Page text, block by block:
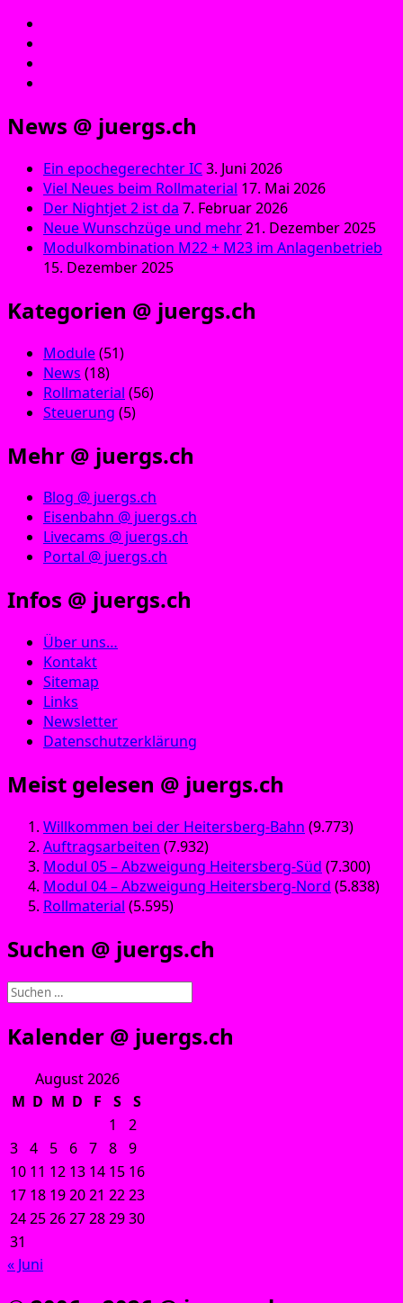
News @ juergs.ch
Ein epochegerechter IC3. Juni 2026
Viel Neues beim Rollmaterial 17. Mai 2026
Der Nightjet 2 ist da 7. Februar 2026
Neue Wunschzüge und mehr21. Dezember 2025
Modulkombination M22 + M23 im Anlagenbetrieb
15. Dezember 2025
Kategorien @ juergs.ch
Module(51)
News (18)
Rollmaterial (56)
Steuerung (5)
Mehr @ juergs.ch
Blog @ juergs.ch
Eisenbahn @ juergs.ch
Livecams @ juergs.ch
Portal @ juergs.ch
Infos @ juergs.ch
Über uns…
Kontakt
Sitemap
Links
Newsletter
Datenschutzerklärung
Meist gelesen @ juergs.ch
Willkommen bei der Heitersberg-Bahn (9.773)
Auftragsarbeiten (7.932)
Modul 05 – Abzweigung Heitersberg-Süd (7.300)
Modul 04 – Abzweigung Heitersberg-Nord (5.838)
Rollmaterial (5.595)
Suchen @ juergs.ch
Suchen
Kalender @ juergs.ch
August 2026
M D M D F S
S
1
2
3 4 5 6 7 8 9
10 11 12 13 14 15 16
17 18 192021 2223
24252627282930
31
« Juni